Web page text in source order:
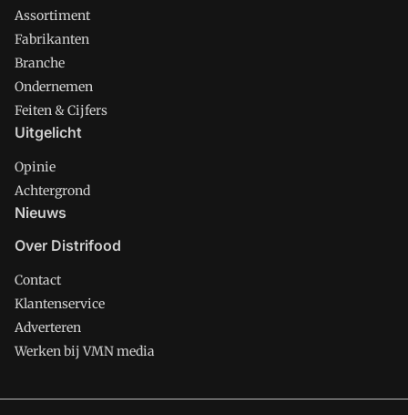
Assortiment
Fabrikanten
Branche
Ondernemen
Feiten & Cijfers
Uitgelicht
Opinie
Achtergrond
Nieuws
Over Distrifood
Contact
Klantenservice
Adverteren
Werken bij VMN media